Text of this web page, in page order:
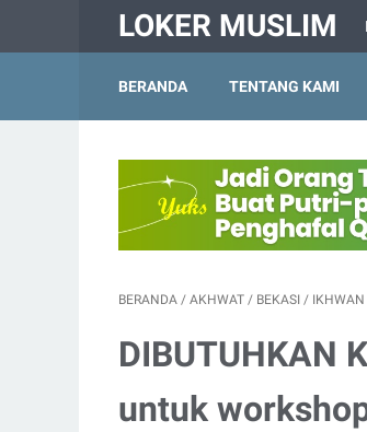
LOKER MUSLIM
BERANDA TENTANG KAMI
BERANDA / AKHWAT / BEKASI / IKHWAN
DIBUTUHKAN
untuk